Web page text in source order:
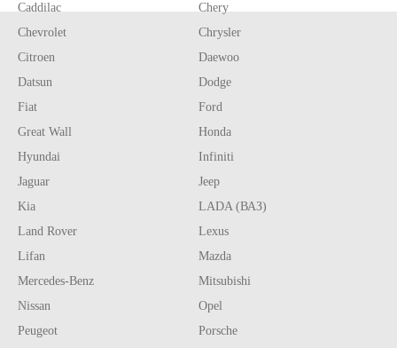
Caddilac
Chery
Chevrolet
Chrysler
Citroen
Daewoo
Datsun
Dodge
Fiat
Ford
Great Wall
Honda
Hyundai
Infiniti
Jaguar
Jeep
Kia
LADA (ВАЗ)
Land Rover
Lexus
Lifan
Mazda
Mercedes-Benz
Mitsubishi
Nissan
Opel
Peugeot
Porsche